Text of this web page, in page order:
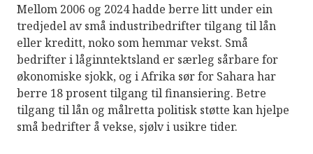
Mellom 2006 og 2024 hadde berre litt under ein
tredjedel av små industribedrifter tilgang til lån
eller kreditt, noko som hemmar vekst. Små
bedrifter i låginntektsland er særleg sårbare for
økonomiske sjokk, og i Afrika sør for Sahara har
berre 18 prosent tilgang til finansiering. Betre
tilgang til lån og målretta politisk støtte kan hjelpe
små bedrifter å vekse, sjølv i usikre tider.